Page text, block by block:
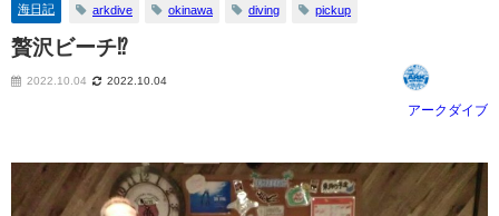
海日記 arkdive okinawa diving pickup
贅沢ビーチ⁉
2022.10.04 2022.10.04
アークダイブ